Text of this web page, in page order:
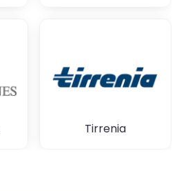
Tirrenia